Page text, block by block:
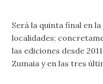
Será la quinta final en
localidades;
las ediciones desde
Zumaia y en las tres